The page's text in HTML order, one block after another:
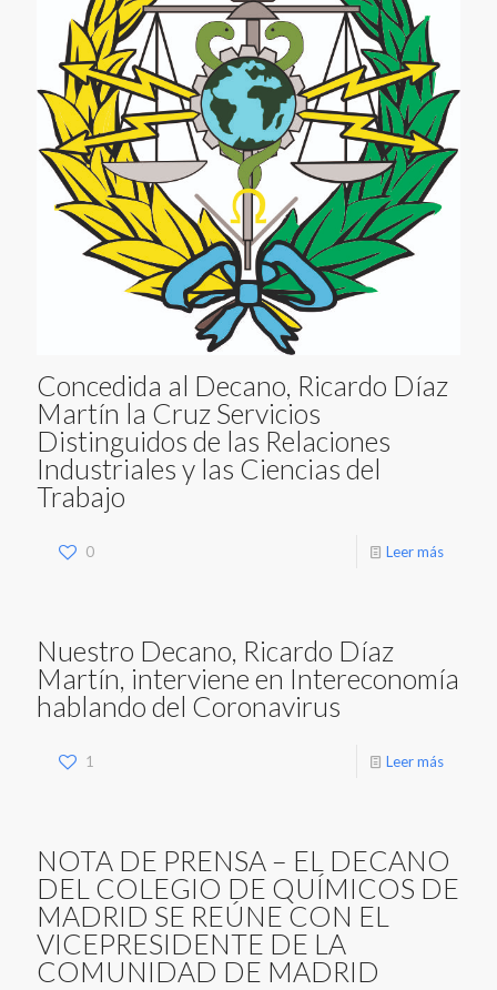
Concedida al Decano, Ricardo Díaz
Martín la Cruz Servicios
Distinguidos de las Relaciones
Industriales y las Ciencias del
Trabajo
0 Leer más
Nuestro Decano, Ricardo Díaz
Martín, interviene en Intereconomía
hablando del Coronavirus
1 Leer más
NOTA DE PRENSA – EL DECANO
DEL COLEGIO DE QUÍMICOS DE
MADRID SE REÚNE CON EL
VICEPRESIDENTE DE LA
COMUNIDAD DE MADRID